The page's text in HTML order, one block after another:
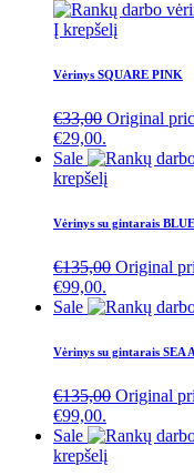
Į krepšelį
Vėrinys SQUARE PINK
€33,00 Original
€29,00.
Sale
krepšelį
Vėrinys su gintarais
€135,00 Original
€99,00.
Sale
Vėrinys su gintarais SEA
€135,00 Original
€99,00.
Sale
krepšelį